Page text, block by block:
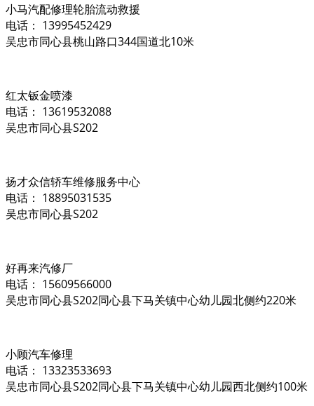
小马汽配修理轮胎流动救援
电话： 13995452429
吴忠市同心县桃山路口344国道北10米
红太钣金喷漆
电话： 13619532088
吴忠市同心县S202
扬才众信轿车维修服务中心
电话： 18895031535
吴忠市同心县S202
好再来汽修厂
电话： 15609566000
吴忠市同心县S202同心县下马关镇中心幼儿园北侧约220米
小顾汽车修理
电话： 13323533693
吴忠市同心县S202同心县下马关镇中心幼儿园西北侧约100米